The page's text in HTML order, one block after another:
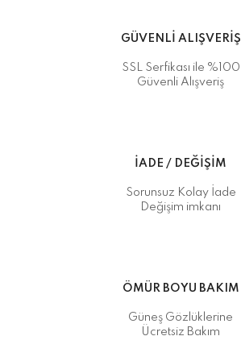
GÜVENLİ ALIŞVERİŞ
SSL Serfikası ile %100
Güvenli Alışveriş
İADE / DEĞİŞİM
Sorunsuz Kolay İade
Değişim imkanı
ÖMÜR BOYU BAKIM
Güneş Gözlüklerine
Ücretsiz Bakım